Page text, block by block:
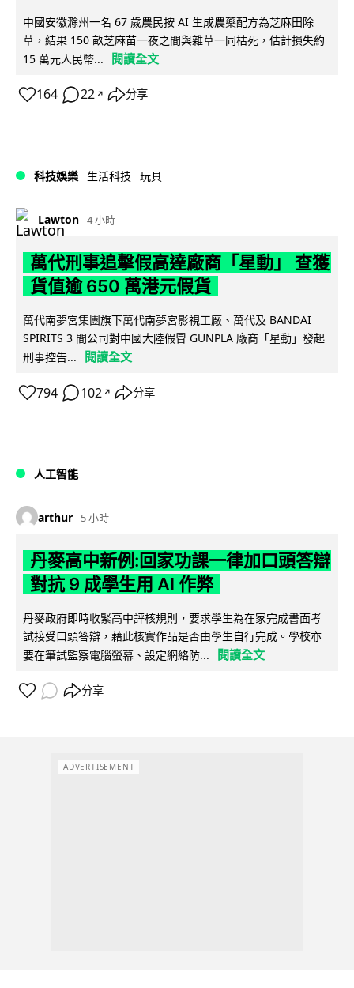
中國安徽滁州一名 67 歲農民按 AI 生成農藥配方為芝麻田除
草，結果 150 畝芝麻苗一夜之間與雜草一同枯死，估計損失約
15 萬元人民幣...
閱讀全文
164 22 ↗ 分享
科技娛樂 生活科技 玩具
Lawton 4 小時
萬代刑事追擊假高達廠商「星動」 查獲
貨值逾 650 萬港元假貨
萬代南夢宮集團旗下萬代南夢宮影視工廠、萬代及 BANDAI
SPIRITS 3 間公司對中國大陸假冒 GUNPLA 廠商「星動」發起
刑事控告...
閱讀全文
794 102 ↗ 分享
人工智能
arthur 5 小時
丹麥高中新例:回家功課一律加口頭答辯
對抗 9 成學生用 AI 作弊
丹麥政府即時收緊高中評核規則，要求學生為在家完成書面考
試接受口頭答辯，藉此核實作品是否由學生自行完成。學校亦
要在筆試監察電腦螢幕、設定網絡防...
閱讀全文
分享
ADVERTISEMENT